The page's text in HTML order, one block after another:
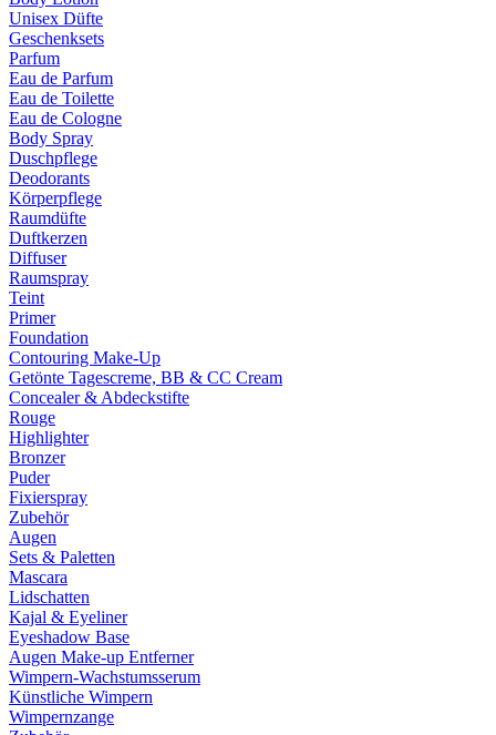
Unisex Düfte
Geschenksets
Parfum
Eau de Parfum
Eau de Toilette
Eau de Cologne
Body Spray
Duschpflege
Deodorants
Körperpflege
Raumdüfte
Duftkerzen
Diffuser
Raumspray
Teint
Primer
Foundation
Contouring Make-Up
Getönte Tagescreme, BB & CC Cream
Concealer & Abdeckstifte
Rouge
Highlighter
Bronzer
Puder
Fixierspray
Zubehör
Augen
Sets & Paletten
Mascara
Lidschatten
Kajal & Eyeliner
Eyeshadow Base
Augen Make-up Entferner
Wimpern-Wachstumsserum
Künstliche Wimpern
Wimpernzange